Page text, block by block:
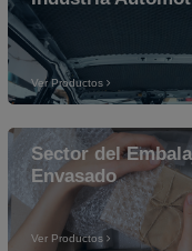
Ver Productos
Sector del
Envasado
Ver Productos